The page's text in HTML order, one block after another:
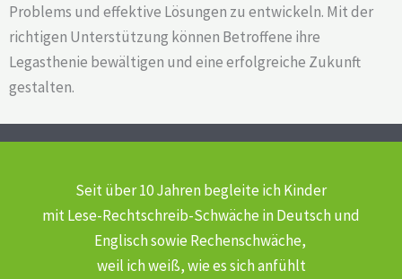
Problems und effektive Lösungen zu entwickeln. Mit der
richtigen Unterstützung können Betroffene ihre
Legasthenie bewältigen und eine erfolgreiche Zukunft
gestalten.
Seit über 10 Jahren begleite ich Kinder
mit Lese-Rechtschreib-Schwächein Deutsch und
Englisch sowie Rechenschwäche,
weil ich weiß, wie es sich anfühlt